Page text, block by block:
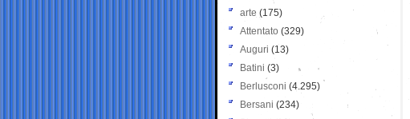
arte (175)
Attentato (329)
Auguri (13)
Batini (3)
Berlusconi (4.295)
Bersani (234)